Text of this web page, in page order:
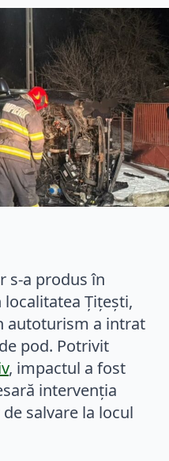
s-a produs în
Țițești,
autoturism a intrat
pod. Potrivit
, impactul a fost
intervenția
salvare la locul